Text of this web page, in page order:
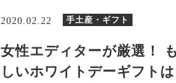
2020.02.22 手土産・ギフト
女性エディターが厳選！
しいホワイトデーギフト